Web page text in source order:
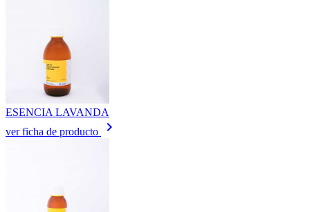
ESENCIA LAVANDA
ver ficha de producto
keyboard_arrow_right